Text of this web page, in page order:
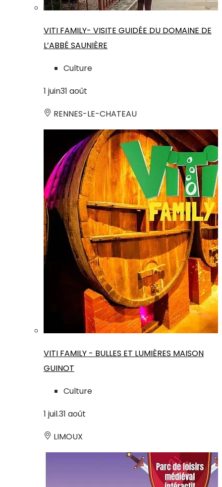
VITI FAMILY- VISITE GUIDÉE DU DOMAINE DE
L’ABBÉ SAUNIÈRE
Culture
1 juin31 août
RENNES-LE-CHATEAU
VITI FAMILY - BULLES ET LUMIÈRES MAISON
GUINOT
Culture
1 juil.31 août
LIMOUX